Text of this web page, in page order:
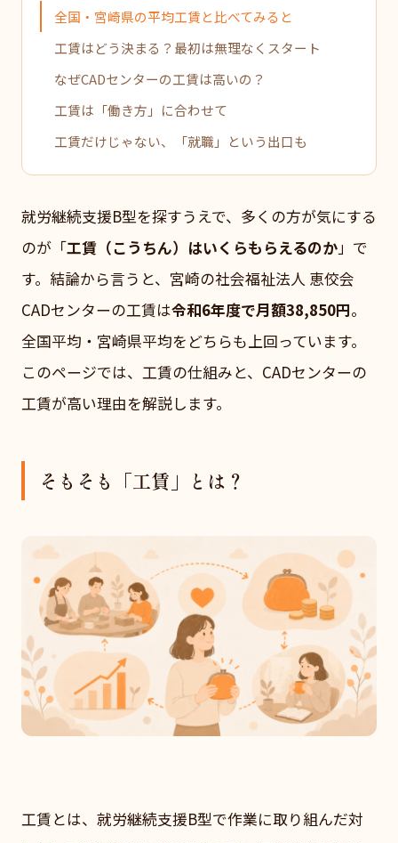
全国・宮崎県の平均工賃と比べてみると
工賃はどう決まる？最初は無理なくスタート
なぜCADセンターの工賃は高いの？
工賃は「働き方」に合わせて
工賃だけじゃない、「就職」という出口も
就労継続支援B型を探すうえで、多くの方が気にする
のが「工賃（こうちん）はいくらもらえるのか」で
す。結論から言うと、宮崎の社会福祉法人 恵佼会
CADセンターの工賃は令和6年度で月額38,850円。
全国平均・宮崎県平均をどちらも上回っています。
このページでは、工賃の仕組みと、CADセンターの
工賃が高い理由を解説します。
そもそも「工賃」とは？
工賃とは、就労継続支援B型で作業に取り組んだ対